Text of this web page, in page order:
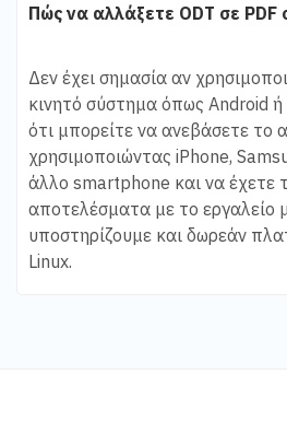
Πώς να αλλάξετε ODT σε PDF
Δεν έχει σημασία αν
κινητό σύστημα όπως Android ή
ότι μπορείτε να ανεβάσετε το
χρησιμοποιώντας iPhone,
άλλο smartphone και να έχετε
αποτελέσματα με το εργαλείο
υποστηρίζουμε και δωρεάν
Linux.